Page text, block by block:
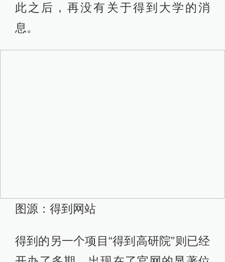
此之后，再没有关于得到大学的消
息。
图源：得到网站
得到的另一个项目“得到高研院”则已经